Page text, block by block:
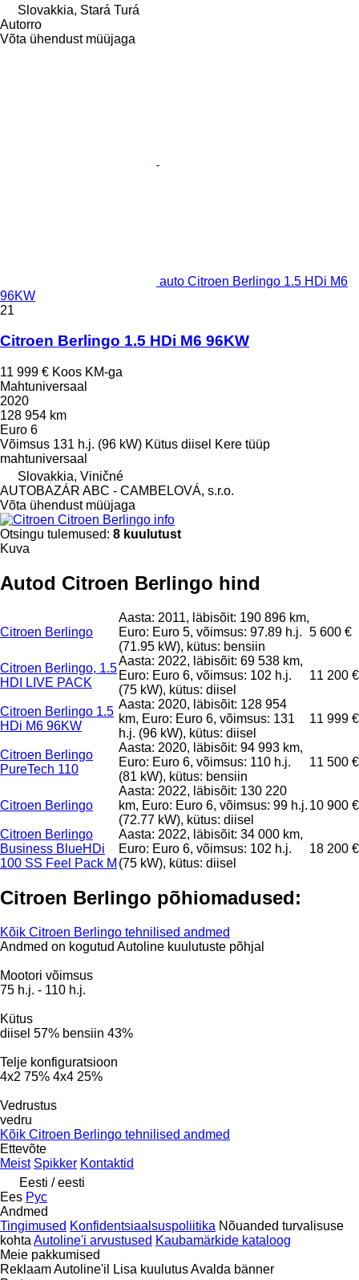
Slovakkia, Stará Turá
Autorro
Võta ühendust müüjaga
auto Citroen Berlingo 1.5 HDi M6
96KW
21
Citroen Berlingo 1.5 HDi M6 96KW
11 999 € Koos KM-ga
Mahtuniversaal
2020
128 954 km
Euro 6
Võimsus 131 h.j. (96 kW) Kütus diisel Kere tüüp
mahtuniversaal
Slovakkia, Viničné
AUTOBAZÁR ABC - CAMBELOVÁ, s.r.o.
Võta ühendust müüjaga
Citroen Berlingo info
Otsingu tulemused: 8 kuulutust
Kuva
Autod Citroen Berlingo hind
Citroen Berlingo
Aasta: 2011, läbisõit: 190 896 km,
Euro: Euro 5, võimsus: 97.89 h.j.
(71.95 kW), kütus: bensiin
5 600 €
Citroen Berlingo, 1.5
HDI LIVE PACK
Aasta: 2022, läbisõit: 69 538 km,
Euro: Euro 6, võimsus: 102 h.j.
(75 kW), kütus: diisel
11 200 €
Citroen Berlingo 1.5
HDi M6 96KW
Aasta: 2020, läbisõit: 128 954
km, Euro: Euro 6, võimsus: 131
h.j. (96 kW), kütus: diisel
11 999 €
Citroen Berlingo
PureTech 110
Aasta: 2020, läbisõit: 94 993 km,
Euro: Euro 6, võimsus: 110 h.j.
(81 kW), kütus: bensiin
11 500 €
Citroen Berlingo
Aasta: 2022, läbisõit: 130 220
km, Euro: Euro 6, võimsus: 99 h.j.
(72.77 kW), kütus: diisel
10 900 €
Citroen Berlingo
Business BlueHDi
100 SS Feel Pack M
Aasta: 2022, läbisõit: 34 000 km,
Euro: Euro 6, võimsus: 102 h.j.
(75 kW), kütus: diisel
18 200 €
Citroen Berlingo põhiomadused:
Kõik Citroen Berlingo tehnilised andmed
Andmed on kogutud Autoline kuulutuste põhjal
Mootori võimsus
75 h.j. - 110 h.j.
Kütus
diisel 57% bensiin 43%
Telje konfiguratsioon
4x2 75% 4x4 25%
Vedrustus
vedru
Kõik Citroen Berlingo tehnilised andmed
Ettevõte
Meist Spikker Kontaktid
Eesti / eesti
Ees Рус
Andmed
Tingimused Konfidentsiaalsuspoliitika Nõuanded turvalisuse
kohta Autoline'i arvustused Kaubamärkide kataloog
Meie pakkumised
Reklaam Autoline'il
Lisa kuulutusAvalda bänner